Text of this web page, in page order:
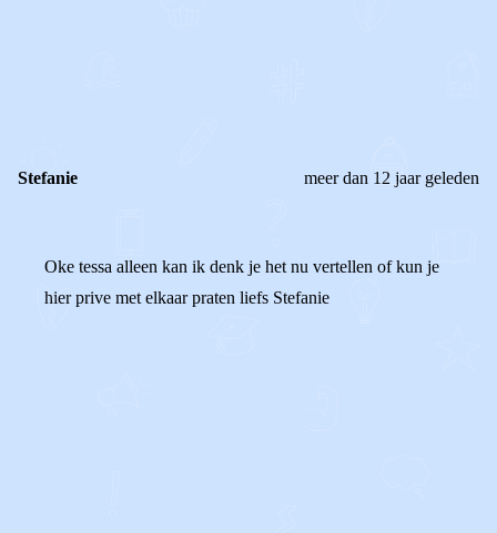
Stefanie meer dan 12 jaar geleden
Oke tessa alleen kan ik denk je het nu vertellen of kun je
hier prive met elkaar praten liefs Stefanie